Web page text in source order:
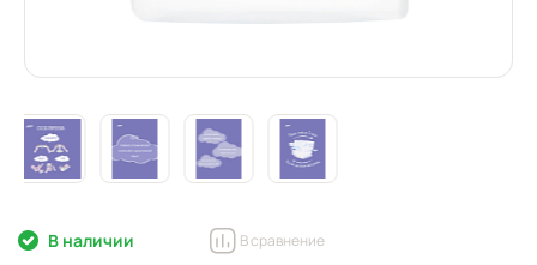
В наличии В сравнение